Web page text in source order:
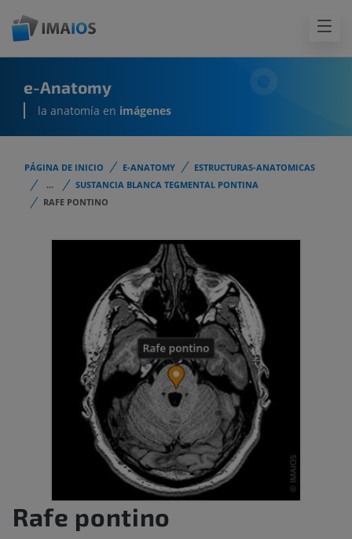
e-Anatomy
la anatomía en imágenes
PÁGINA DE INICIO E-ANATOMY
ESTRUCTURAS-ANATOMICAS
...
SUSTANCIA BLANCA TEGMENTAL PONTINA
RAFE PONTINO
Rafe pontino